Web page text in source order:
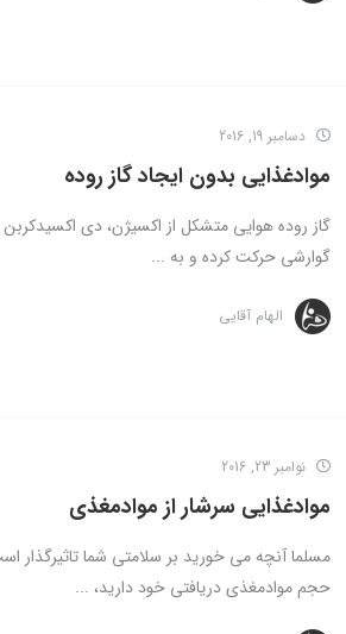
دسامبر 19, 2016
موادغذایی بدون ایجاد گاز روده
گاز روده هوایی متشکل از اکسیژن، دی
گوارشی حرکت کرده و به ...
الهام آقایی
نوامبر 23, 2016
موادغذایی سرشار از موادمغذی
مسلما آنچه می خورید بر سلامتی شما تاثیرگذار
حجم موادمغذی دریافتی خود دارید، ...